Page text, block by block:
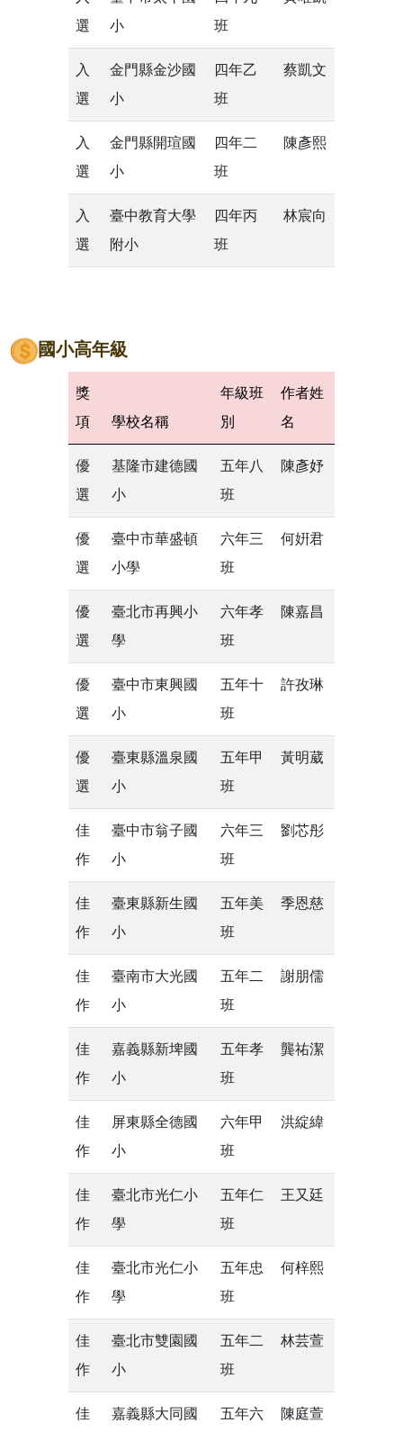
選
小
班
入
選
金門縣金沙國
小
四年乙
班
蔡凱文
入
選
金門縣開瑄國
小
四年二
班
陳彥熙
入
選
臺中教育大學
附小
四年丙
班
林宸向
國小高年級
獎
項
學校名稱
年級班
別
作者姓
名
優
選
基隆市建德國
小
五年八
班
陳彥妤
優
選
臺中市華盛頓
小學
六年三
班
何姸君
優
選
臺北市再興小
學
六年孝
班
陳嘉昌
優
選
臺中市東興國
小
五年十
班
許孜琳
優
選
臺東縣溫泉國
小
五年甲
班
黃明葳
佳
作
臺中市翁子國
小
六年三
班
劉芯彤
佳
作
臺東縣新生國
小
五年美
班
季恩慈
佳
作
臺南市大光國
小
五年二
班
謝朋儒
佳
作
嘉義縣新埤國
小
五年孝
班
龔祐潔
佳
作
屏東縣全德國
小
六年甲
班
洪綻緯
佳
作
臺北市光仁小
學
五年仁
班
王又廷
佳
作
臺北市光仁小
學
五年忠
班
何梓熙
佳
作
臺北市雙園國
小
五年二
班
林芸萱
佳
嘉義縣大同國
五年六
陳庭萱